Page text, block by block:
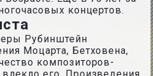
концертов.
Рубинштейн
Моцарта, Бетховена,
композиторов-